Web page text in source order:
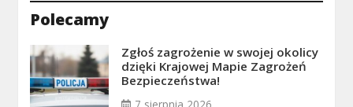
Polecamy
Zgłoś zagrożenie w swojej okolicy
dzięki Krajowej Mapie Zagrożeń
Bezpieczeństwa!